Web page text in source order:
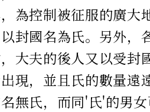
為控制被征服的廣大
封國名為氏。另外，
大夫的後人又以受封
現，並且氏的數量遠
無氏，而同'氏'的男